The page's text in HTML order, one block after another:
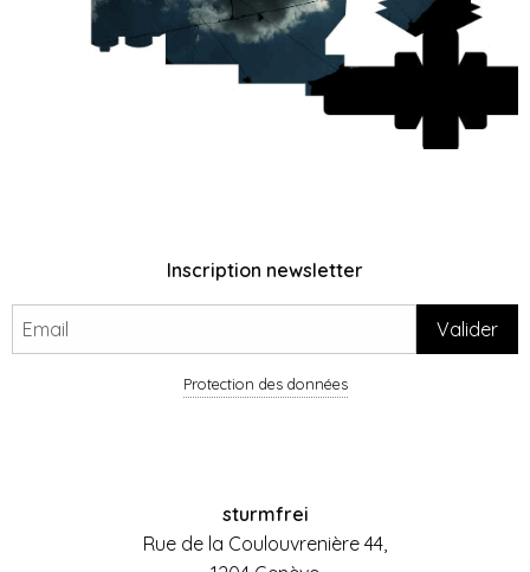
Inscription newsletter
Protection des données
sturmfrei
Rue de la Coulouvrenière 44,